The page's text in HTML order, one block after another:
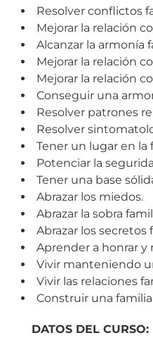
Resolver conflictos
Mejorar la relación
Alcanzar la armonía
Mejorar la relación
Mejorar la relación
Conseguir una
Resolver patrones
Resolver
Tener un lugar en la
Potenciar la
Tener una base
Abrazar los miedos.
Abrazar la sobra
Abrazar los secretos
Aprender a honrar y
Vivir manteniendo
Vivir las relaciones
Construir una
DATOS DEL CURSO: